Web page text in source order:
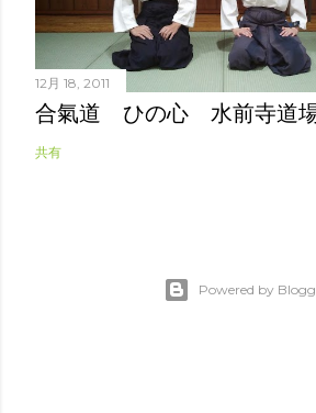
12月 18, 2011
合氣道 ひの心 水前寺道
共有
Powered by